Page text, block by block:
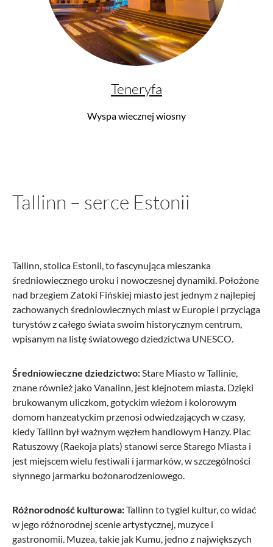
Teneryfa
Wyspa wiecznej wiosny
Tallinn – serce Estonii
Tallinn, stolica Estonii, to fascynująca mieszanka
średniowiecznego uroku i nowoczesnej dynamiki. Położone
nad brzegiem Zatoki Fińskiej miasto jest jednym z najlepiej
zachowanych średniowiecznych miast w Europie i przyciąga
turystów z całego świata swoim historycznym centrum,
wpisanym na listę światowego dziedzictwa UNESCO.
Średniowieczne dziedzictwo:Stare Miasto w Tallinie,
znane również jako Vanalinn, jest klejnotem miasta. Dzięki
brukowanym uliczkom, gotyckim wieżom i kolorowym
domom hanzeatyckim przenosi odwiedzających w czasy,
kiedy Tallinn był ważnym węzłem handlowym Hanzy. Plac
Ratuszowy (Raekoja plats) stanowi serce Starego Miasta i
jest miejscem wielu festiwali i jarmarków, w szczególności
słynnego jarmarku bożonarodzeniowego.
Różnorodność kulturowa:Tallinn to tygiel kultur, co widać
w jego różnorodnej scenie artystycznej, muzyce i
gastronomii. Muzea, takie jak Kumu, jedno z największych